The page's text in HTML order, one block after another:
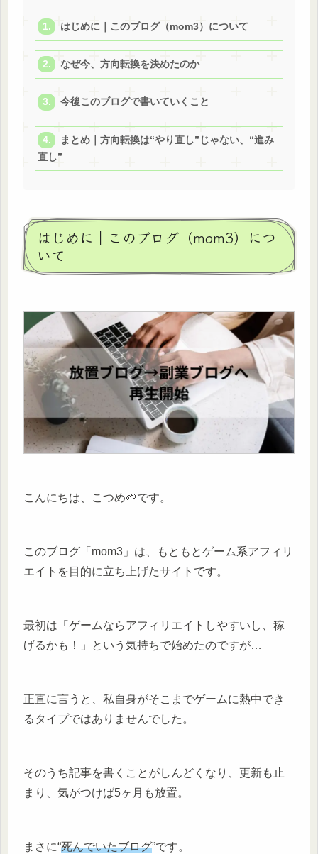
はじめに｜このブログ（mom3）について
なぜ今、方向転換を決めたのか
今後このブログで書いていくこと
まとめ｜方向転換は“やり直し”じゃない、“進み
直し”
はじめに｜このブログ（mom3）につ
いて
こんにちは、こつめ🌱です。
このブログ「mom3」は、もともとゲーム系アフィリ
エイトを目的に立ち上げたサイトです。
最初は「ゲームならアフィリエイトしやすいし、稼
げるかも！」という気持ちで始めたのですが…
正直に言うと、私自身がそこまでゲームに熱中でき
るタイプではありませんでした。
そのうち記事を書くことがしんどくなり、更新も止
まり、気がつけば5ヶ月も放置。
まさに“死んでいたブログ”です。